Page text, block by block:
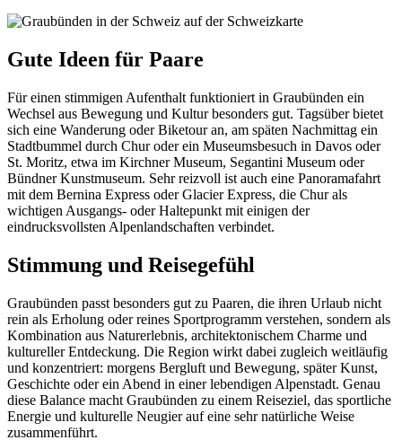
Gute Ideen für Paare
Für einen stimmigen Aufenthalt funktioniert in Graubünden ein
Wechsel aus Bewegung und Kultur besonders gut. Tagsüber bietet
sich eine Wanderung oder Biketour an, am späten Nachmittag ein
Stadtbummel durch Chur oder ein Museumsbesuch in Davos oder
St. Moritz, etwa im Kirchner Museum, Segantini Museum oder
Bündner Kunstmuseum. Sehr reizvoll ist auch eine Panoramafahrt
mit dem Bernina Express oder Glacier Express, die Chur als
wichtigen Ausgangs- oder Haltepunkt mit einigen der
eindrucksvollsten Alpenlandschaften verbindet.
Stimmung und Reisegefühl
Graubünden passt besonders gut zu Paaren, die ihren Urlaub nicht
rein als Erholung oder reines Sportprogramm verstehen, sondern als
Kombination aus Naturerlebnis, architektonischem Charme und
kultureller Entdeckung. Die Region wirkt dabei zugleich weitläufig
und konzentriert: morgens Bergluft und Bewegung, später Kunst,
Geschichte oder ein Abend in einer lebendigen Alpenstadt. Genau
diese Balance macht Graubünden zu einem Reiseziel, das sportliche
Energie und kulturelle Neugier auf eine sehr natürliche Weise
zusammenführt.